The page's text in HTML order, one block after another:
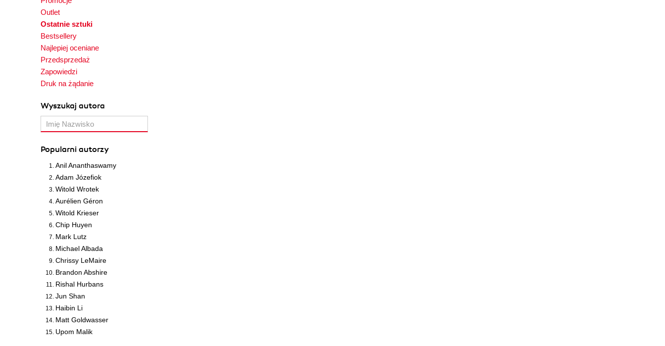
Outlet
Ostatnie sztuki
Bestsellery
Najlepiej oceniane
Przedsprzedaż
Zapowiedzi
Druk na żądanie
Wyszukaj autora
Popularni autorzy
Anil Ananthaswamy
Adam Józefiok
Witold Wrotek
Aurélien Géron
Witold Krieser
Chip Huyen
Mark Lutz
Michael Albada
Chrissy LeMaire
Brandon Abshire
Rishal Hurbans
Jun Shan
Haibin Li
Matt Goldwasser
Upom Malik